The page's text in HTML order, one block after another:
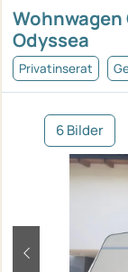
Odyssea
Privatinserat
6 Bilder
zurück